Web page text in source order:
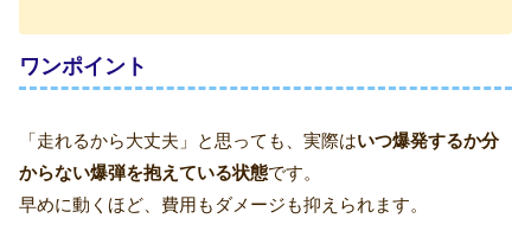
ワンポイント
「走れるから大丈夫」と思っても、実際はいつ爆発するか分
からない爆弾を抱えている状態です。
早めに動くほど、費用もダメージも抑えられます。